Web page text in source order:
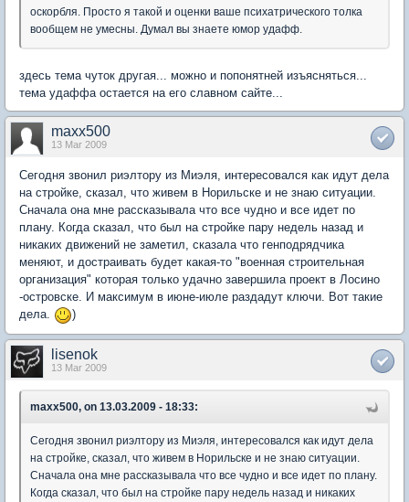
оскорбля. Просто я такой и оценки ваше психатрического толка
вообщем не умесны. Думал вы знаете юмор удафф.
здесь тема чуток другая... можно и попонятней изъясняться...
тема удаффа остается на его славном сайте...
maxx500
13 Mar 2009
Сегодня звонил риэлтору из Миэля, интересовался как идут дела
на стройке, сказал, что живем в Норильске и не знаю ситуации.
Сначала она мне рассказывала что все чудно и все идет по
плану. Когда сказал, что был на стройке пару недель назад и
никаких движений не заметил, сказала что генподрядчика
меняют, и достраивать будет какая-то "военная строительная
организация" которая только удачно завершила проект в Лосино
-островске. И максимум в июне-июле раздадут ключи. Вот такие
дела.
)
lisenok
13 Mar 2009
maxx500, on 13.03.2009 - 18:33:
Сегодня звонил риэлтору из Миэля, интересовался как идут дела
на стройке, сказал, что живем в Норильске и не знаю ситуации.
Сначала она мне рассказывала что все чудно и все идет по плану.
Когда сказал, что был на стройке пару недель назад и никаких